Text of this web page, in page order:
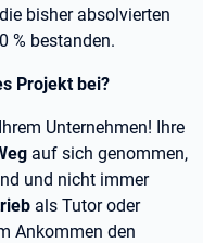
bisher absolvierten
% bestanden.
Projekt bei?
Unternehmen! Ihre
auf sich genommen,
und nicht immer
als Tutor oder
Ankommen den